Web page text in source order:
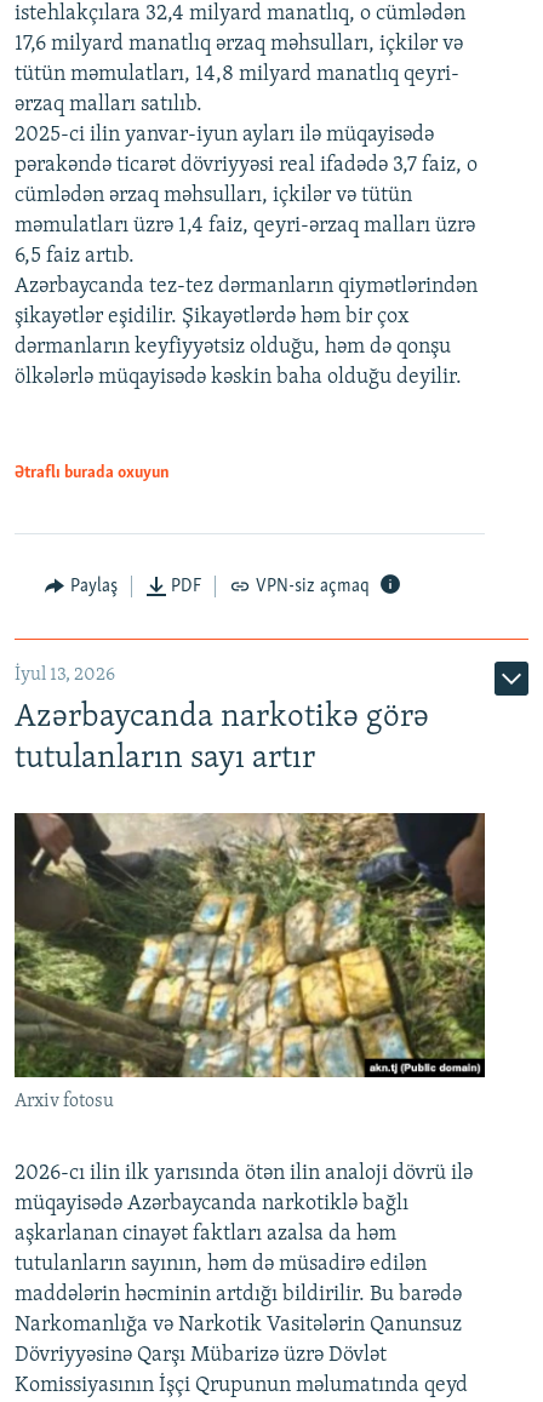
istehlakçılara 32,4 milyard manatlıq, o cümlədən
17,6 milyard manatlıq ərzaq məhsulları, içkilər və
tütün məmulatları, 14,8 milyard manatlıq qeyri-
ərzaq malları satılıb.
2025-ci ilin yanvar-iyun ayları ilə müqayisədə
pərakəndə ticarət dövriyyəsi real ifadədə 3,7 faiz, o
cümlədən ərzaq məhsulları, içkilər və tütün
məmulatları üzrə 1,4 faiz, qeyri-ərzaq malları üzrə
6,5 faiz artıb.
Azərbaycanda tez-tez dərmanların qiymətlərindən
şikayətlər eşidilir. Şikayətlərdə həm bir çox
dərmanların keyfiyyətsiz olduğu, həm də qonşu
ölkələrlə müqayisədə kəskin baha olduğu deyilir.
Ətraflı burada oxuyun
Paylaş PDF VPN-siz açmaq
İyul 13, 2026
Azərbaycanda narkotikə görə
tutulanların sayı artır
Arxiv fotosu
2026-cı ilin ilk yarısında ötən ilin analoji dövrü ilə
müqayisədə Azərbaycanda narkotiklə bağlı
aşkarlanan cinayət faktları azalsa da həm
tutulanların sayının, həm də müsadirə edilən
maddələrin həcminin artdığı bildirilir. Bu barədə
Narkomanlığa və Narkotik Vasitələrin Qanunsuz
Dövriyyəsinə Qarşı Mübarizə üzrə Dövlət
Komissiyasının İşçi Qrupunun məlumatında qeyd